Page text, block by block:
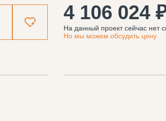
4 106 024
На данный проект сейчас нет
Но мы можем обсудить цену